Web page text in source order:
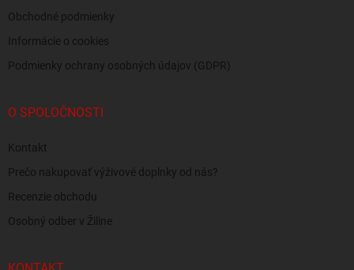
Obchodné podmienky
Informácie o cookies
Podmienky ochrany osobných údajov (GDPR)
O SPOLOČNOSTI
Kontakt
Prečo nakupovať výživové doplnky od nás?
Recenzie obchodu
Osobný odber v Žiline